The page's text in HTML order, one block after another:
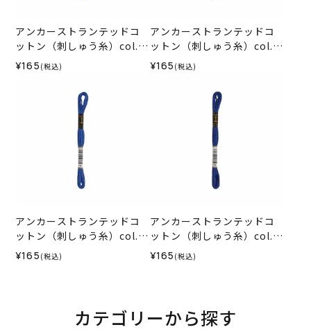
アンカーストランテッドコ
ットン（刺しゅう糸）col.0
133
¥165 (税込)
アンカーストランテッドコ
ットン（刺しゅう糸）col.0
134
¥165 (税込)
アンカーストランテッドコ
ットン（刺しゅう糸）col.0
132
¥165 (税込)
アンカーストランテッドコ
ットン（刺しゅう糸）col.0
139
¥165 (税込)
カテゴリーから探す